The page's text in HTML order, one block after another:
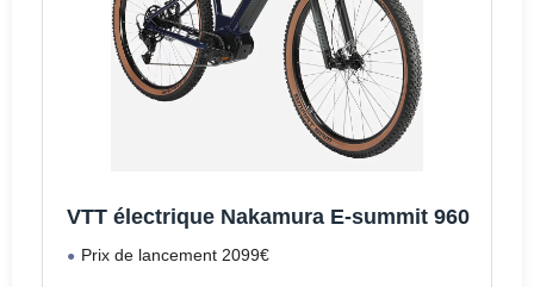
VTT électrique Nakamura E-summit 960
Prix de lancement 2099€